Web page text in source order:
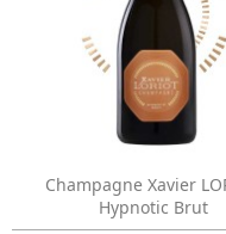
Aperçu
Champagne Xavier
Hypnotic Brut